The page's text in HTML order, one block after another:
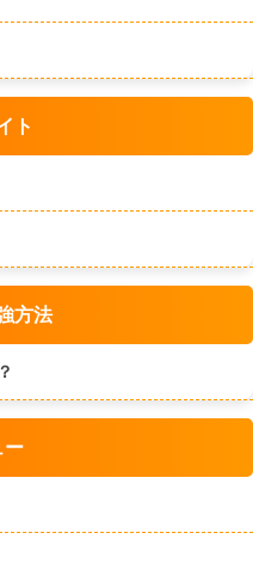
ト
方法
ー